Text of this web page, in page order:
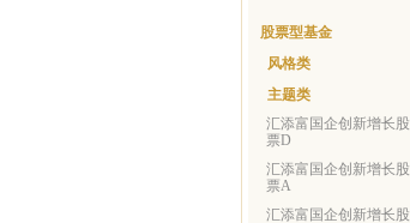
股票型基金
风格类
主题类
汇添富国企创新增长股
票D
汇添富国企创新增长股
票A
汇添富国企创新增长股